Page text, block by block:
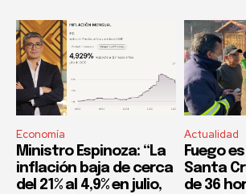
Economía
Ministro Espinoza: “La
inflación baja de cerca
del 21% al 4,9% en julio,
Actualidad
Fuego
Santa
de 36